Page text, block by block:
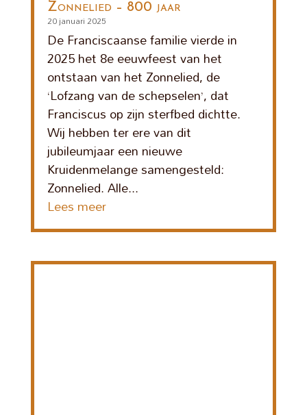
Zonnelied – 800 jaar
20 januari 2025
De Franciscaanse familie vierde in
2025 het 8e eeuwfeest van het
ontstaan van het Zonnelied, de
‘Lofzang van de schepselen’, dat
Franciscus op zijn sterfbed dichtte.
Wij hebben ter ere van dit
jubileumjaar een nieuwe
Kruidenmelange samengesteld:
Zonnelied. Alle...
Lees meer